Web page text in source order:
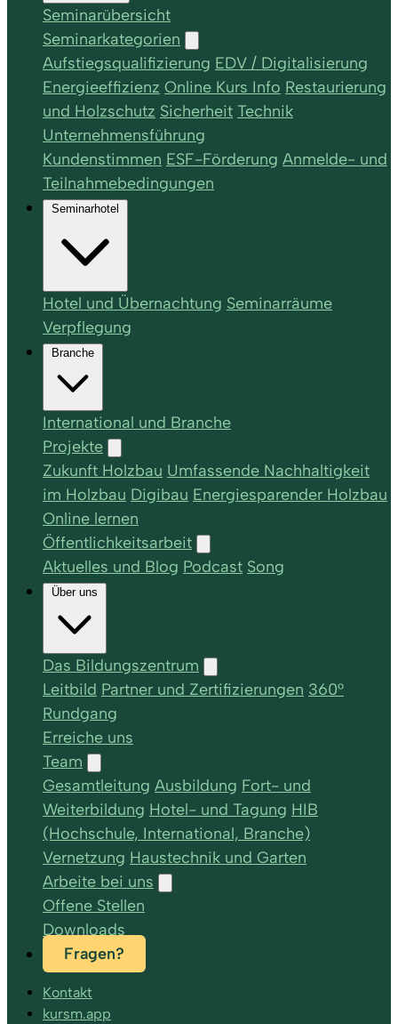
Seminarübersicht
Seminarkategorien
Aufstiegsqualifizierung EDV / Digitalisierung
Energieeffizienz Online Kurs Info Restaurierung
und Holzschutz Sicherheit Technik
Unternehmensführung
Kundenstimmen ESF-Förderung Anmelde- und
Teilnahmebedingungen
Seminarhotel
Hotel und Übernachtung Seminarräume
Verpflegung
Branche
International und Branche
Projekte
Zukunft Holzbau Umfassende Nachhaltigkeit
im Holzbau Digibau Energiesparender Holzbau
Online lernen
Öffentlichkeitsarbeit
Aktuelles und Blog Podcast Song
Über uns
Das Bildungszentrum
Leitbild Partner und Zertifizierungen 360°
Rundgang
Erreiche uns
Team
Gesamtleitung Ausbildung Fort- und
Weiterbildung Hotel- und Tagung HIB
(Hochschule, International, Branche)
Vernetzung Haustechnik und Garten
Arbeite bei uns
Offene Stellen
Downloads
Fragen?
Kontakt
kursm.app